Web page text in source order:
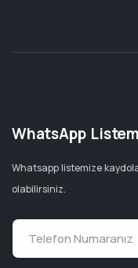
WhatsApp
Whatsapp listemize
olabilirsiniz.